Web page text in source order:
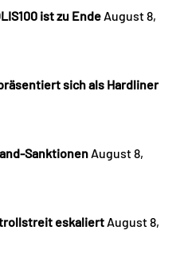
ist zu Ende August 8,
sich als Hardliner
Sanktionen August 8,
eskaliert August 8,